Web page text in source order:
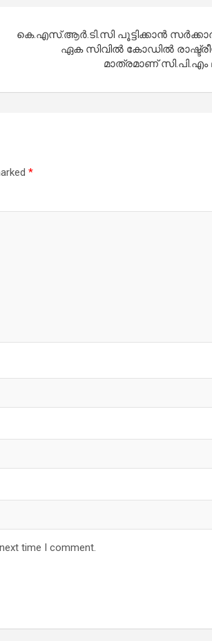
കെ.എസ്.ആര്‍.ടി.സി പൂട്ടിക്കാന്‍
ഏക സിവില്‍ കോഡില്‍
മാത്രമാണ്
*
time I comment.